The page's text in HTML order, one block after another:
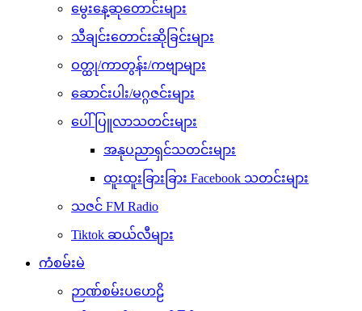
မွေးနေ့ဆုတောင်းများ
သီချင်းတောင်းဆိုခြင်းများ
ဝတ္ထု/ကာတွန်း/ကဗျာများ
ဆောင်းပါး/မဂ္ဂဇင်းများ
ပေါ်ပြူလာသတင်းများ
အနုပညာရှင်သတင်းများ
ထူးထူးခြားခြား Facebook သတင်းများ
သဇင် FM Radio
Tiktok ဆယ်လီများ
ကံစမ်းမဲ
ဉာဏ်စမ်းပဟေဠိ